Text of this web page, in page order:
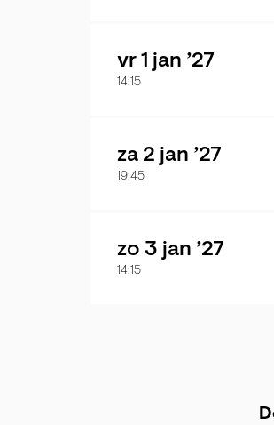
vr 1 jan ’27
14:15
za 2 jan ’27
19:45
zo 3 jan ’27
14:15